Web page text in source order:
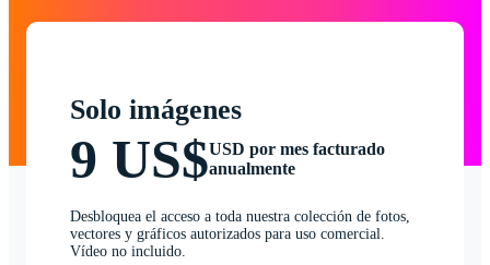
Solo imágenes
9 US$USD por mes facturado
anualmente
Desbloquea el acceso a toda nuestra colección de fotos,
vectores y gráficos autorizados para uso comercial.
Vídeo no incluido.